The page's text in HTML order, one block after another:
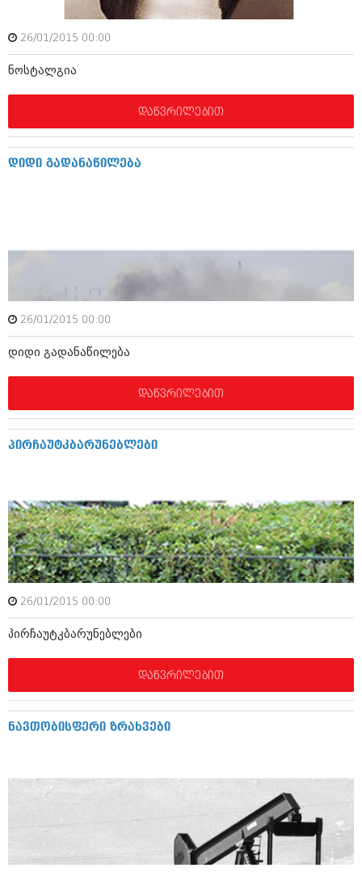
იანვარი 2016 (206)
ნოემბერი 2015 (264)
ოქტომბერი 2015 (204)
სექტემბერი 2015 (215)
ივლისი 2015 (173)
მაისი 2015 (194)
აპრილი 2015 (208)
მარტი 2015 (365)
ოქტომბერი 2014 (292)
ივლისი 2014 (313)
ივნისი 2014 (366)
აპრილი 2014 (290)
იანვარი 2014 (297)
დეკემბერი 2013 (365)
ნოემბერი 2013 (279)
ოქტომბერი 2013 (256)
ივნისი 2013 (212)
მაისი 2013 (259)
აპრილი 2013 (304)
მარტი 2013 (352)
თებერვალი 2013 (204)
დეკემბერი 2012 (98)
ოქტომბერი 2012 (350)
სექტემბერი 2012 (264)
აგვისტო 2012 (268)
ივნისი 2012 (282)
მაისი 2012 (240)
იანვარი 2012 (322)
ოქტომბერი 2011 (754)
სექტემბერი 2011 (407)
ივლისი 2011 (400)
26/01/2015 00:00
ნოსტალგია
დაწვრილებით
დიდი გადანაწილება
26/01/2015 00:00
დიდი გადანაწილება
დაწვრილებით
პირჩაუტკბარუნებლები
26/01/2015 00:00
პირჩაუტკბარუნებლები
დაწვრილებით
ნავთობისფერი ზრახვები